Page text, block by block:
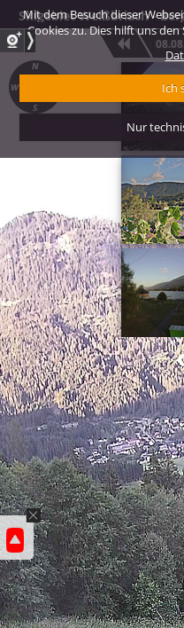
Mit dem Besuch dieser
Cookies zu. Dies hilft uns
Ich
Nur